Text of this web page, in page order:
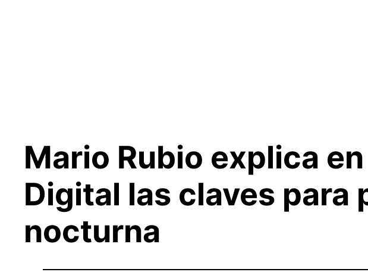
Mario Rubio explica
Digital las claves
nocturna